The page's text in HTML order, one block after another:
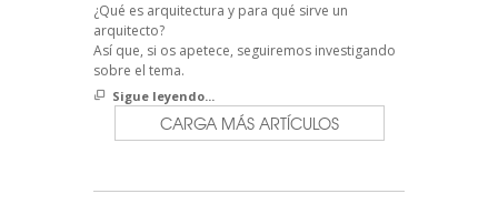
¿Qué es arquitectura y para qué sirve un
arquitecto?
Así que, si os apetece, seguiremos investigando
sobre el tema.
Sigue leyendo...
CARGA MÁS ARTÍCULOS